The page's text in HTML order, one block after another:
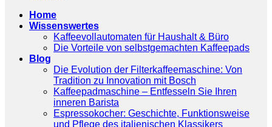
Home
Wissenswertes
Kaffeevollautomaten für Haushalt & Büro
Die Vorteile von selbstgemachten Kaffeepads
Blog
Die Evolution der Filterkaffeemaschine: Von
Tradition zu Innovation mit Bosch
Kaffeepadmaschine – Entfesseln Sie Ihren
inneren Barista
Espressokocher: Geschichte, Funktionsweise
und Pflege des italienischen Klassikers